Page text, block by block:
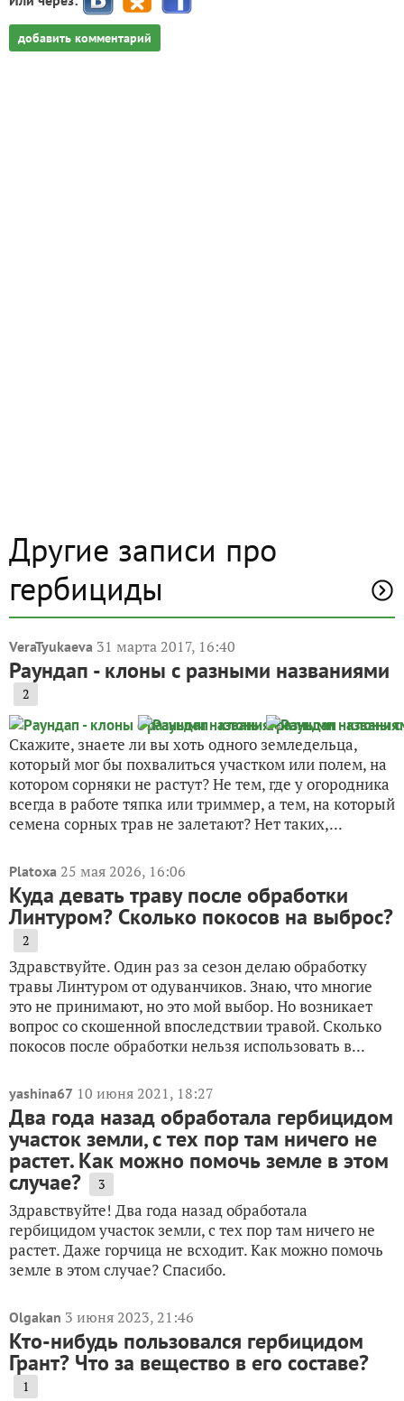
добавить комментарий
Другие записи про
гербициды
VeraTyukaeva 31 марта 2017, 16:40
Раундап - клоны с разными названиями
2
Скажите, знаете ли вы хоть одного земледельца,
который мог бы похвалиться участком или полем, на
котором сорняки не растут? Не тем, где у огородника
всегда в работе тяпка или триммер, а тем, на который
семена сорных трав не залетают? Нет таких,...
Platoxa 25 мая 2026, 16:06
Куда девать траву после обработки
Линтуром? Сколько покосов на выброс?
2
Здравствуйте. Один раз за сезон делаю обработку
травы Линтуром от одуванчиков. Знаю, что многие
это не принимают, но это мой выбор. Но возникает
вопрос со скошенной впоследствии травой. Сколько
покосов после обработки нельзя использовать в...
yashina67 10 июня 2021, 18:27
Два года назад обработала гербицидом
участок земли, с тех пор там ничего не
растет. Как можно помочь земле в этом
случае? 3
Здравствуйте! Два года назад обработала
гербицидом участок земли, с тех пор там ничего не
растет. Даже горчица не всходит. Как можно помочь
земле в этом случае? Спасибо.
Olgakan 3 июня 2023, 21:46
Кто-нибудь пользовался гербицидом
Грант? Что за вещество в его составе?
1